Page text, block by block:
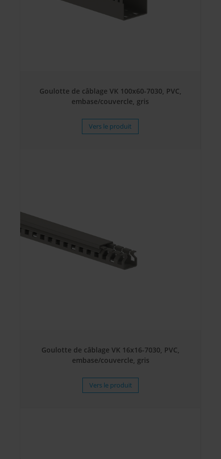
Goulotte de câblage VK 100x60-7030, PVC,
embase/couvercle, gris
Vers le produit
Goulotte de câblage VK 16x16-7030, PVC,
embase/couvercle, gris
Vers le produit